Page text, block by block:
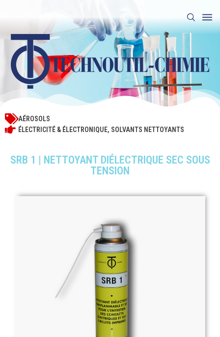
AÉROSOLS
ÉLECTRICITÉ & ÉLECTRONIQUE, SOLVANTS NETTOYANTS
SRB 1 | NETTOYANT DIÉLECTRIQUE SEC SOUS
TENSION